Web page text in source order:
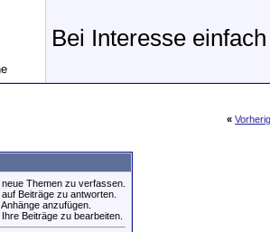
Bei Interesse
«
, neue Themen zu verfassen.
, auf Beiträge zu antworten.
, Anhänge anzufügen.
, Ihre Beiträge zu bearbeiten.